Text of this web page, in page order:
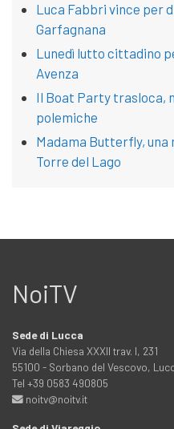
Luca Fabbri vince per
Garfagnana
Lunedì lutto cittadino
Avenza
Il Boat Party trasloca,
polemiche
Madama Butterfly, una
Torre del Lago
NoiTV
Sede di Lucca
Via della Chiesa XXXII trav. I, 231
55100 - Sorbano del Vescovo,
Tel +39 0583 490805
noitv@noitv.it